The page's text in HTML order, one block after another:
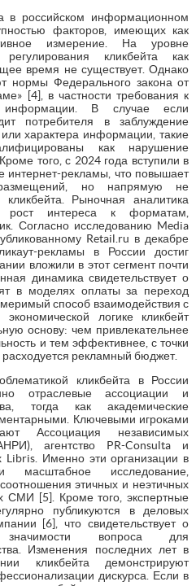
в российском информационном
факторов, имеющих как
измерение. На уровне
регулирования кликбейта как
время не существует. Однако
нормы Федерального закона от
[4], в частности требования к
информации. В случае если
потребителя в заблуждение
характера информации, такие
как нарушение
того, с 2024 года вступили в
интернет-рекламы, что повышает
размещений, но напрямую не
кликбейта. Рыночная аналитика
рост интереса к форматам,
Согласно исследованию Media
Retail.ru в декабре
рекламы в России достиг
вложили в этот сегмент почти
динамика свидетельствует о
в моделях оплаты за переход
способ взаимодействия с
логике кликбейт
основу: чем привлекательнее
и тем эффективнее, с точки
рекламный бюджет.
кликбейта в России
отраслевые ассоциации и
тогда как академические
Ключевыми игроками
Ассоциация независимых
агентство PR-Consulta и
Libris. Именно эти организации в
масштабное исследование,
этичных и неэтичных
СМИ [5]. Кроме того, экспертные
публикуются в деловых
[6], что свидетельствует о
значимости вопроса для
Изменения последних лет в
кликбейта демонстрируют
дискурса. Если в